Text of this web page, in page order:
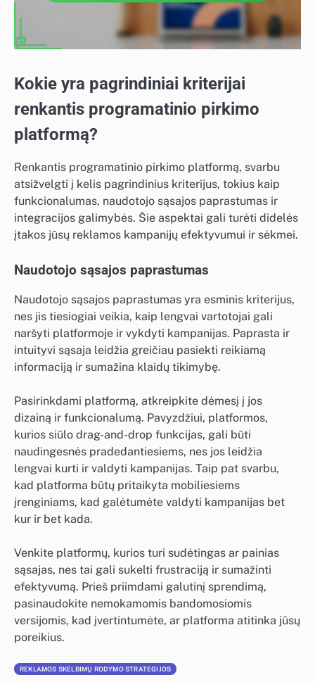
Kokie yra pagrindiniai kriterijai
renkantis programatinio pirkimo
platformą?
Renkantis programatinio pirkimo platformą, svarbu
atsižvelgti į kelis pagrindinius kriterijus, tokius kaip
funkcionalumas, naudotojo sąsajos paprastumas ir
integracijos galimybės. Šie aspektai gali turėti didelės
įtakos jūsų reklamos kampanijų efektyvumui ir sėkmei.
Naudotojo sąsajos paprastumas
Naudotojo sąsajos paprastumas yra esminis kriterijus,
nes jis tiesiogiai veikia, kaip lengvai vartotojai gali
naršyti platformoje ir vykdyti kampanijas. Paprasta ir
intuityvi sąsaja leidžia greičiau pasiekti reikiamą
informaciją ir sumažina klaidų tikimybę.
Pasirinkdami platformą, atkreipkite dėmesį į jos
dizainą ir funkcionalumą. Pavyzdžiui, platformos,
kurios siūlo drag-and-drop funkcijas, gali būti
naudingesnės pradedantiesiems, nes jos leidžia
lengvai kurti ir valdyti kampanijas. Taip pat svarbu,
kad platforma būtų pritaikyta mobiliesiems
įrenginiams, kad galėtumėte valdyti kampanijas bet
kur ir bet kada.
Venkite platformų, kurios turi sudėtingas ar painias
sąsajas, nes tai gali sukelti frustraciją ir sumažinti
efektyvumą. Prieš priimdami galutinį sprendimą,
pasinaudokite nemokamomis bandomosiomis
versijomis, kad įvertintumėte, ar platforma atitinka jūsų
poreikius.
REKLAMOS SKELBIMŲ RODYMO STRATEGIJOS